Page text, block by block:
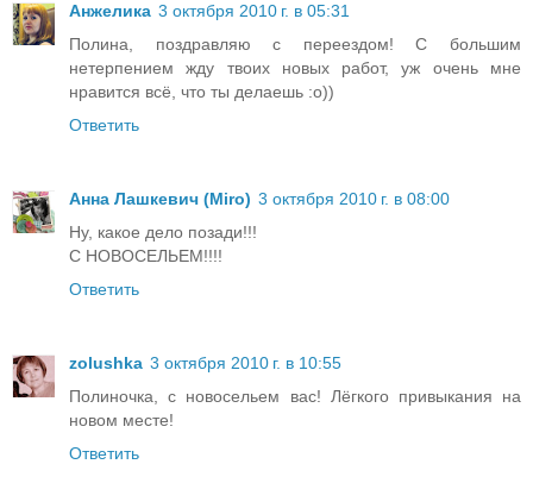
Анжелика 3 октября 2010 г. в 05:31
Полина, поздравляю с переездом! С большим
нетерпением жду твоих новых работ, уж очень мне
нравится всё, что ты делаешь :о))
Ответить
Анна Лашкевич (Miro) 3 октября 2010 г. в 08:00
Ну, какое дело позади!!!
С НОВОСЕЛЬЕМ!!!!
Ответить
zolushka 3 октября 2010 г. в 10:55
Полиночка, с новосельем вас! Лёгкого привыкания на
новом месте!
Ответить